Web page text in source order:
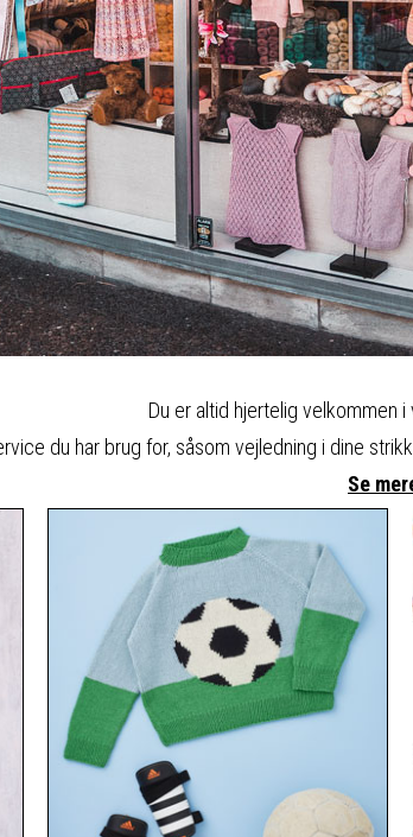
Du er altid hjertelig velkommen
du har brug for, såsom vejledning i dine
Se